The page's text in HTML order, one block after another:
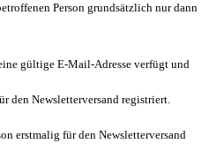
Person grundsätzlich nur dann
gültige E-Mail-Adresse verfügt und
den Newsletterversand registriert.
erstmalig für den Newsletterversand